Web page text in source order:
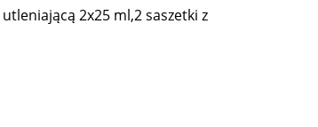
2x25 ml,2 saszetki z